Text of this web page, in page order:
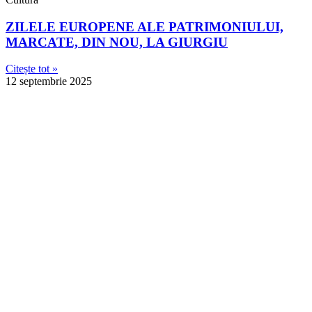
ZILELE EUROPENE ALE PATRIMONIULUI,
MARCATE, DIN NOU, LA GIURGIU
Citește tot »
12 septembrie 2025